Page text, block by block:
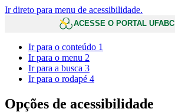
Ir direto para menu de acessibilidade.
ACESSE O PORTAL UFABC
Ir para o conteúdo 1
Ir para o menu 2
Ir para a busca 3
Ir para o rodapé 4
Opções de acessibilidade